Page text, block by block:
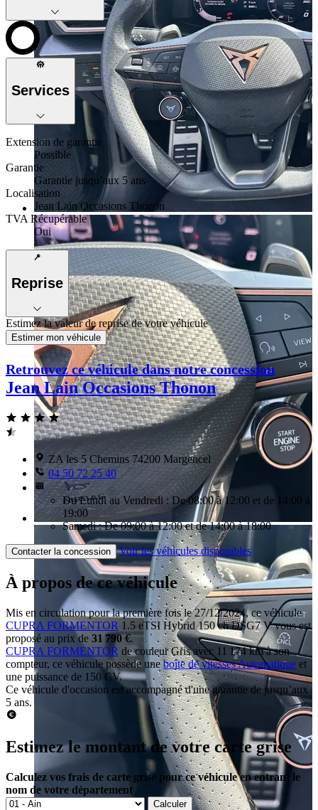
Services
Extension de garantie
Possible
Garantie
Garantie jusqu’aux 5 ans
Localisation
Jean Lain Occasions Thonon
TVA Récupérable
Oui
Reprise
Estimez la valeur de reprise de votre véhicule
Estimer mon véhicule
Retrouvez ce véhicule dans notre concession
Jean Lain Occasions Thonon
ZA les 5 Chemins 74200 Margencel
04 50 72 25 40
Du Lundi au Vendredi : De 08:00 à 12:00 et de 14:00 à
19:00
Samedi : De 09:00 à 12:00 et de 14:00 à 18:00
Contacter la concession Voir les véhicules disponibles
À propos de ce véhicule
Mis en circulation pour la première fois le 27/12/2024, ce véhicule
CUPRA FORMENTOR 1.5 eTSI Hybrid 150 ch DSG7 V vous est
proposé au prix de 31 790 €.
CUPRA FORMENTOR de couleur Gris avec 11 174 km à son
compteur, ce véhicule possède uneboîte de vitesses Automatique et
une puissance de 150 CV.
Ce véhicule d'occasion est accompagné d'une garantie de jusqu’aux
5 ans.
Estimez le montant de votre carte grise
Calculez vos frais de carte grise pour ce véhicule en entrant le
nom de votre département
Calculer